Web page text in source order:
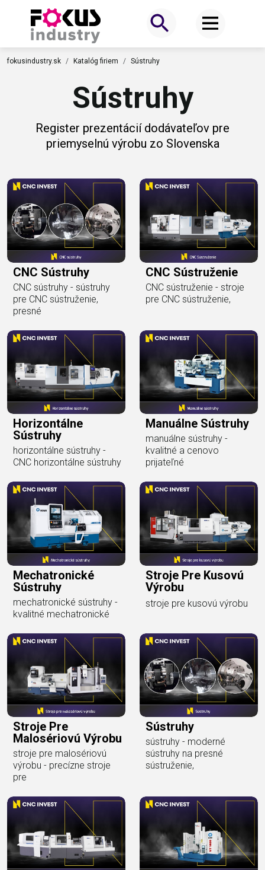
fokusindustry.sk Katalóg firiem Sústruhy
Sústruhy
Register prezentácií dodávateľov pre
priemyselnú výrobu zo Slovenska
CNC Sústruhy
CNC sústruhy - sústruhy
pre CNC sústruženie,
presné
CNC Sústruženie
CNC sústruženie - stroje
pre CNC sústruženie,
Horizontálne
Sústruhy
horizontálne sústruhy -
CNC horizontálne sústruhy
Manuálne Sústruhy
manuálne sústruhy -
kvalitné a cenovo
prijateľné
Mechatronické
Sústruhy
mechatronické sústruhy -
kvalitné mechatronické
Stroje Pre Kusovú
Výrobu
stroje pre kusovú výrobu
Stroje Pre
Malosériovú Výrobu
stroje pre malosériovú
výrobu - precízne stroje
pre
Sústruhy
sústruhy - moderné
sústruhy na presné
sústruženie,